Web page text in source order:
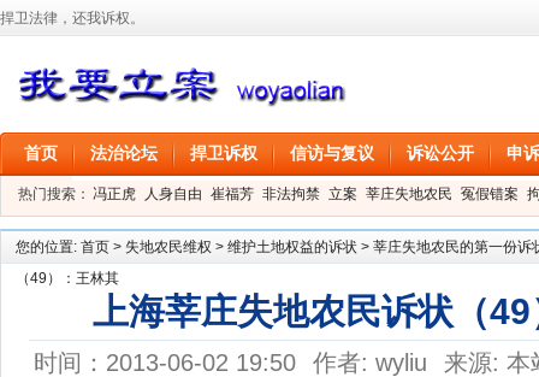
捍卫法律，还我诉权。
首页 法治论坛 捍卫诉权 信访与复议 诉讼公开 申
热门搜索： 冯正虎 人身自由 崔福芳 非法拘禁 立案 莘庄失地农民 冤假错案
叶剑 刑事拘留 信息公开 叶桂香
您的位置: 首页 > 失地农民维权 > 维护土地权益的诉状 > 莘庄失地农民的第一份诉
（49）：王林其
上海莘庄失地农民诉状（
时间：2013-06-02 19:50 作者: wyliu 来源: 本